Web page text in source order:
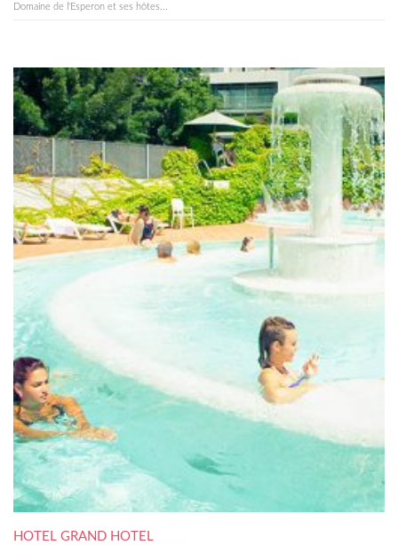
Domaine de l'Esperon et ses hôtes...
HOTEL GRAND HOTEL